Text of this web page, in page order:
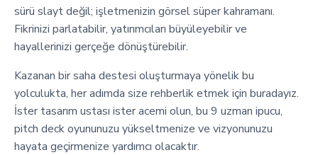
sürü slayt değil; işletmenizin görsel süper kahramanı.
Fikrinizi parlatabilir, yatırımcıları büyüleyebilir ve
hayallerinizi gerçeğe dönüştürebilir.
Kazanan bir saha destesi oluşturmaya yönelik bu
yolculukta, her adımda size rehberlik etmek için buradayız.
İster tasarım ustası ister acemi olun, bu 9 uzman ipucu,
pitch deck oyununuzu yükseltmenize ve vizyonunuzu
hayata geçirmenize yardımcı olacaktır.